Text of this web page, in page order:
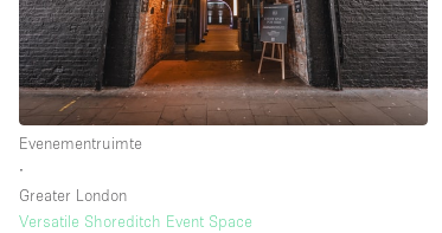
Evenementruimte
∙
Greater London
Versatile Shoreditch Event Space